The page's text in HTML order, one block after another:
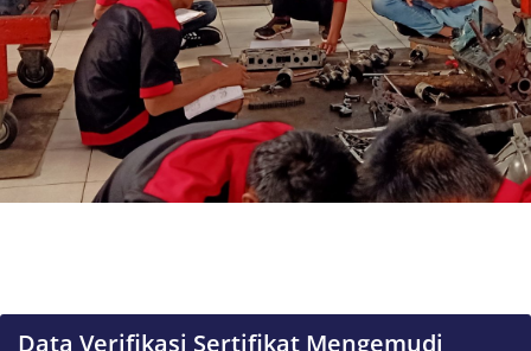
Data Verifikasi Sertifikat Mengemudi